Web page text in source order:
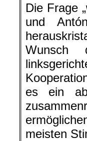
Die Frage
und
Wunsch
es ein
meisten